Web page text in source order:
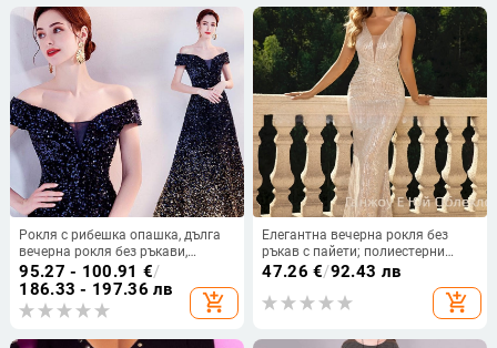
марлена рокля за танци
Рокля с рибешка опашка, дълга
вечерна рокля без ръкави,
висока талия и А-образен силует,
полиестерен плат (30–50%
полиестер).
95.27 - 100.91 €/
186.33 - 197.36 лв
add_shopping_cart
Елегантна вечерна рокля без
ръкав с пайети; полиестерни
влакна; спандекс до 30%;
дълбоко V-образно деколте.
47.26 €/92.43 лв
add_shopping_cart